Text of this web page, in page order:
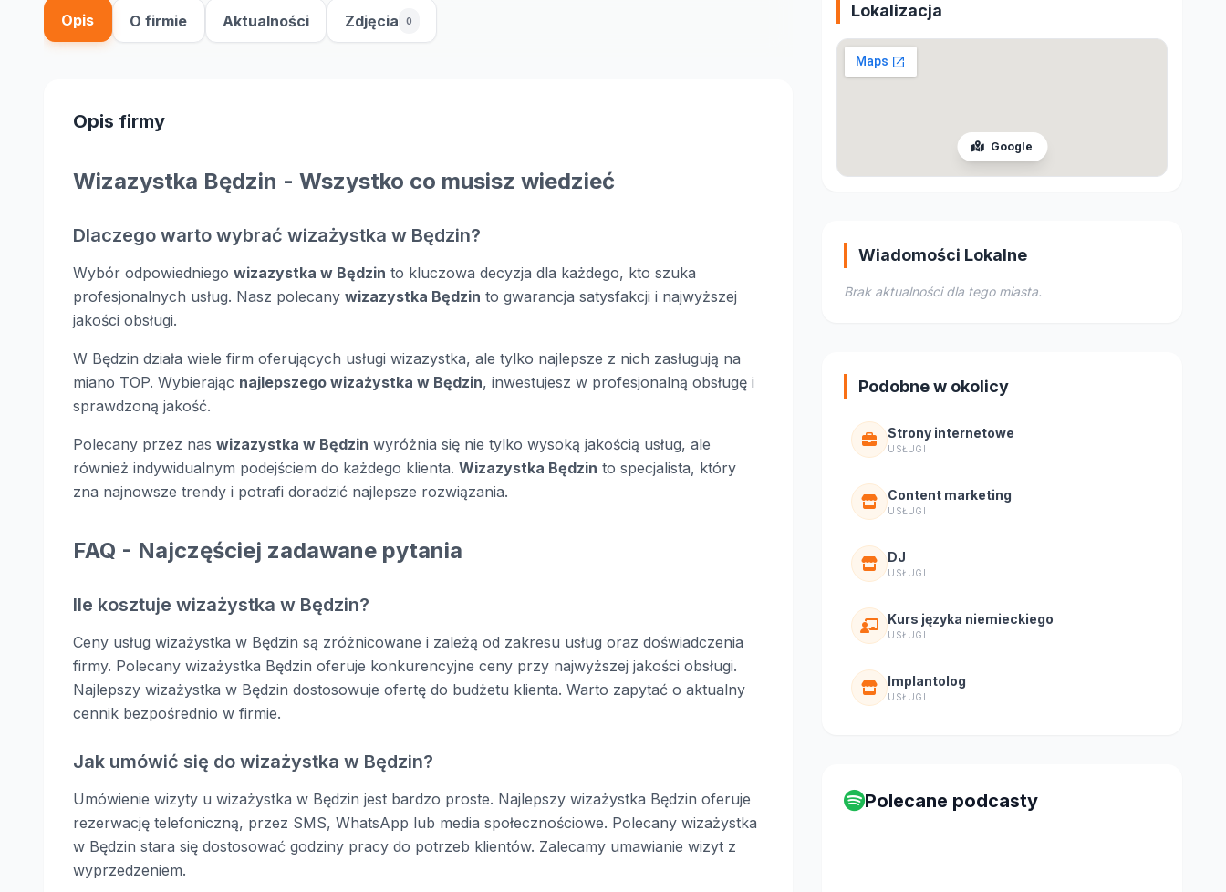
Opis O firmie Aktualności Zdjęcia 0
Opis firmy
Wizazystka Będzin - Wszystko co musisz wiedzieć
Dlaczego warto wybrać wizażystka w Będzin?
Wybór odpowiedniego wizazystka w Będzin to kluczowa decyzja dla każdego, kto szuka
profesjonalnych usług. Nasz polecany wizazystka Będzin to gwarancja satysfakcji i najwyższej
jakości obsługi.
W Będzin działa wiele firm oferujących usługi wizazystka, ale tylko najlepsze z nich zasługują na
miano TOP. Wybierając najlepszego wizażystka w Będzin, inwestujesz w profesjonalną obsługę i
sprawdzoną jakość.
Polecany przez nas wizazystka w Będzin wyróżnia się nie tylko wysoką jakością usług, ale
również indywidualnym podejściem do każdego klienta. Wizazystka Będzin to specjalista, który
zna najnowsze trendy i potrafi doradzić najlepsze rozwiązania.
FAQ - Najczęściej zadawane pytania
Ile kosztuje wizażystka w Będzin?
Ceny usług wizażystka w Będzin są zróżnicowane i zależą od zakresu usług oraz doświadczenia
firmy. Polecany wizażystka Będzin oferuje konkurencyjne ceny przy najwyższej jakości obsługi.
Najlepszy wizażystka w Będzin dostosowuje ofertę do budżetu klienta. Warto zapytać o aktualny
cennik bezpośrednio w firmie.
Jak umówić się do wizażystka w Będzin?
Umówienie wizyty u wizażystka w Będzin jest bardzo proste. Najlepszy wizażystka Będzin oferuje
rezerwację telefoniczną, przez SMS, WhatsApp lub media społecznościowe. Polecany wizażystka
w Będzin stara się dostosować godziny pracy do potrzeb klientów. Zalecamy umawianie wizyt z
wyprzedzeniem.
Lokalizacja
Google
Wiadomości Lokalne
Brak aktualności dla tego miasta.
Podobne w okolicy
Strony internetowe
USŁUGI
Content marketing
USŁUGI
DJ
USŁUGI
Kurs języka niemieckiego
USŁUGI
Implantolog
USŁUGI
Polecane podcasty